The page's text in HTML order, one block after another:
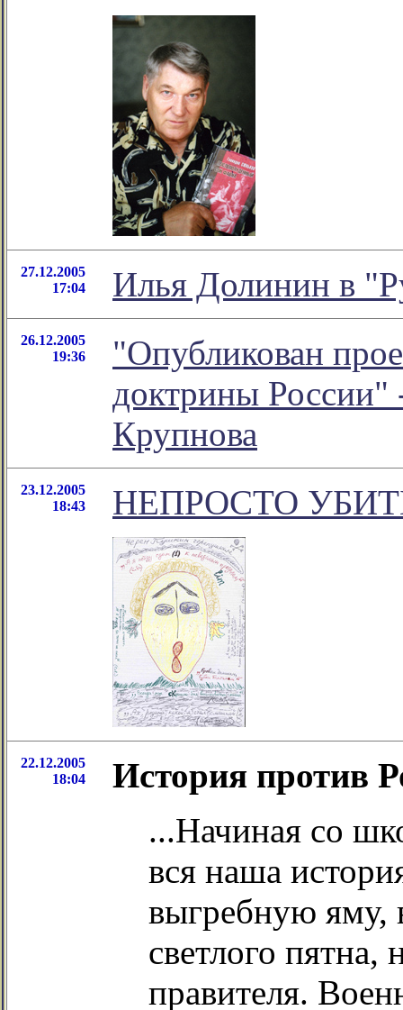
27.12.2005
17:04
Илья Долинин в
26.12.2005
19:36
"Опубликован
доктрины
Крупнова
23.12.2005
18:43
НЕПРОСТО
22.12.2005
18:04
История против
...Начиная со
вся наша
выгребную яму,
светлого пятна,
правителя.